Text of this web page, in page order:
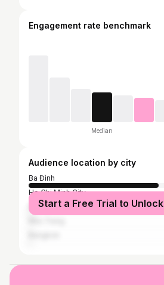
Engagement rate benchmark
Median
Audience location by city
Ba Đình
Ho Chi Minh City
Đà Nẵng
Start a Free Trial to Unlock